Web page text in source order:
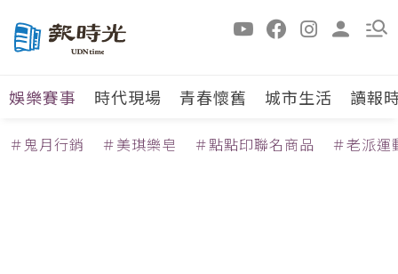
娛樂賽事 時代現場 青春懷舊 城市生活 讀報
＃鬼月行銷 ＃美琪樂皂 ＃點點印聯名商品 ＃老派運